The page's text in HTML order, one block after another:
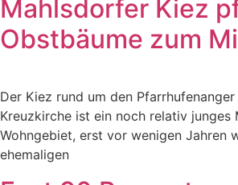
Mahlsdorfer Kiez
Obstbäume zum
Der Kiez rund um den
Kreuzkirche ist ein noch relativ junges
Wohngebiet, erst vor wenigen Jahren
ehemaligen